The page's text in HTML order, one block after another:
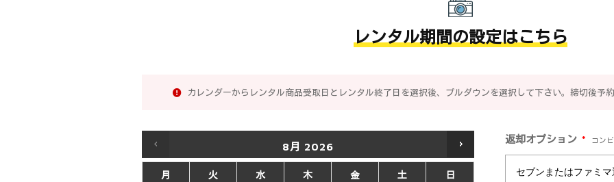
レンタル期間の設定はこちら
カレンダーからレンタル商品受取日とレンタル終了日を選択後、プルダウンを選択して下さい。締切後予
8月 2026
月 火 水 木 金 土 日
返却オプション * コン